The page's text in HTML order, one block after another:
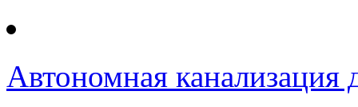
Автономная канализация